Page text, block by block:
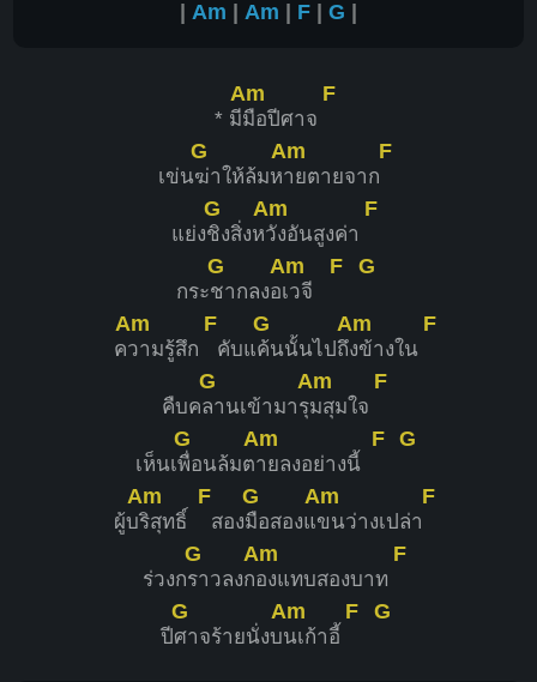
| Am | Am | F | G |
* มี
Am
มือปีศาจ
F
เข่น
G
ฆ่าให้ล้มห
Am
ายตายจาก
F
แย่ง
G
ชิงสิ่งห
Am
วังอันสูงค่า
F
กระ
G
ชากลงอ
Am
เวจี
F G
ค
Am
วามรู้สึก
F
คับแ
G
ค้นนั้นไปถึ
Am
งข้างใน
F
คืบค
G
ลานเข้ามารุ
Am
มสุมใจ
F
เห็นเ
G
พื่อนล้มต
Am
ายลงอย่างนี้
F G
ผู้บ
Am
ริสุทธิ์
F
สอง
G
มือสองแ
Am
ขนว่างเปล่า
F
ร่วงก
G
ราวลงก
Am
องแทบสองบาท
F
ปี
G
ศาจร้ายนั่งบ
Am
นเก้าอี้
F G